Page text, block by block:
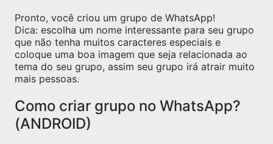
Pronto, você criou um grupo de WhatsApp!
Dica: escolha um nome interessante para seu grupo
que não tenha muitos caracteres especiais e
coloque uma boa imagem que seja relacionada ao
tema do seu grupo, assim seu grupo irá atrair muito
mais pessoas.
Como criar grupo no WhatsApp?
(ANDROID)